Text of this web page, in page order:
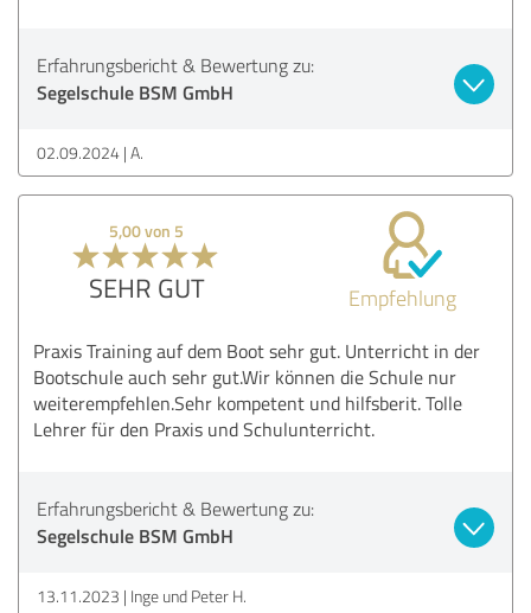
Erfahrungsbericht & Bewertung zu:
Segelschule BSM GmbH
02.09.2024 A.
5,00 von 5
SEHR GUT Empfehlung
Praxis Training auf dem Boot sehr gut. Unterricht in der
Bootschule auch sehr gut.Wir können die Schule nur
weiterempfehlen.Sehr kompetent und hilfsberit. Tolle
Lehrer für den Praxis und Schulunterricht.
Erfahrungsbericht & Bewertung zu:
Segelschule BSM GmbH
13.11.2023 Inge und Peter H.